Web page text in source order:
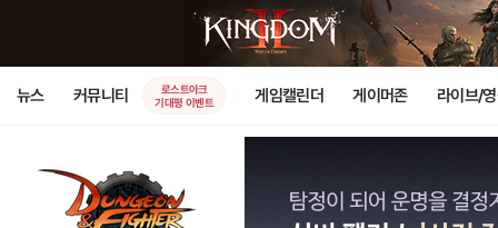
뉴스 커뮤니티
로스트아크
기대평 이벤트
게임캘린더 게이머존 라이브/